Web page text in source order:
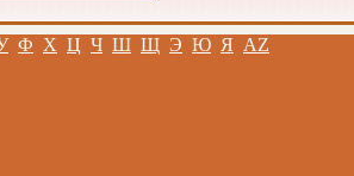
Ф Х Ц Ч Ш Щ Э Ю Я AZ